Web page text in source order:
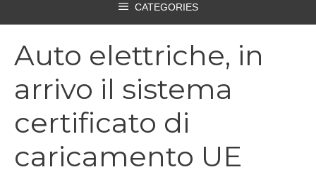
CATEGORIES
Auto elettriche, in
arrivo il sistema
certificato di
caricamento UE